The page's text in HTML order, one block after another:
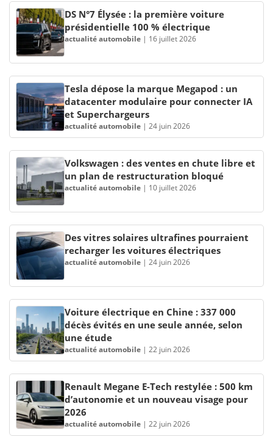
DS N°7 Élysée : la première voiture
présidentielle 100 % électrique
actualité automobile | 16 juillet 2026
Tesla dépose la marque Megapod : un
datacenter modulaire pour connecter IA
et Superchargeurs
actualité automobile | 24 juin 2026
Volkswagen : des ventes en chute libre et
un plan de restructuration bloqué
actualité automobile | 10 juillet 2026
Des vitres solaires ultrafines pourraient
recharger les voitures électriques
actualité automobile | 24 juin 2026
Voiture électrique en Chine : 337 000
décès évités en une seule année, selon
une étude
actualité automobile | 22 juin 2026
Renault Megane E-Tech restylée : 500 km
d’autonomie et un nouveau visage pour
2026
actualité automobile | 22 juin 2026